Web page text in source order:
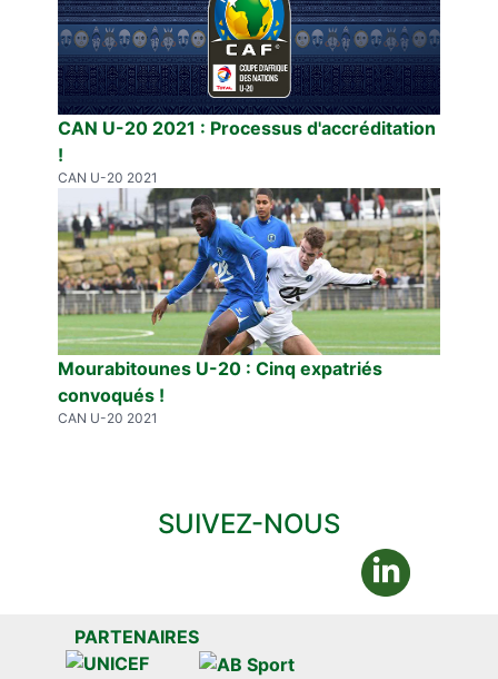
CAN U-20 2021 : Processus d'accréditation
!
CAN U-20 2021
Mourabitounes U-20 : Cinq expatriés
convoqués !
CAN U-20 2021
SUIVEZ-NOUS
PARTENAIRES